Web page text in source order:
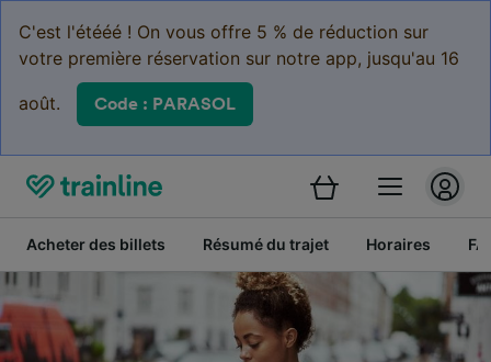
C'est l'étééé ! On vous offre 5 % de réduction sur
votre première réservation sur notre app, jusqu'au 16
août. Code : PARASOL
Acheter des billets Résumé du trajet Horaires